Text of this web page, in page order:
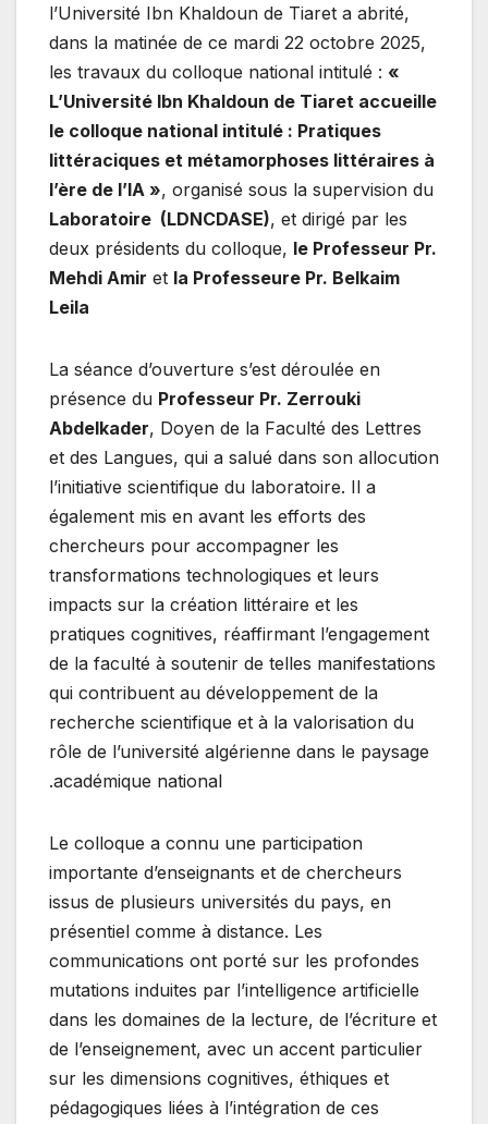
l’Université Ibn Khaldoun de Tiaret a abrité,
dans la matinée de ce mardi 22 octobre 2025,
les travaux du colloque national intitulé : «
L’Université Ibn Khaldoun de Tiaret accueille
le colloque national intitulé : Pratiques
littéraciques et métamorphoses littéraires à
l’ère de l’IA », organisé sous la supervision du
Laboratoire (LDNCDASE), et dirigé par les
deux présidents du colloque, le Professeur Pr.
Mehdi Amir et la Professeure Pr. Belkaim
Leila
La séance d’ouverture s’est déroulée en
présence du Professeur Pr. Zerrouki
Abdelkader, Doyen de la Faculté des Lettres
et des Langues, qui a salué dans son allocution
l’initiative scientifique du laboratoire. Il a
également mis en avant les efforts des
chercheurs pour accompagner les
transformations technologiques et leurs
impacts sur la création littéraire et les
pratiques cognitives, réaffirmant l’engagement
de la faculté à soutenir de telles manifestations
qui contribuent au développement de la
recherche scientifique et à la valorisation du
rôle de l’université algérienne dans le paysage
académique national.
Le colloque a connu une participation
importante d’enseignants et de chercheurs
issus de plusieurs universités du pays, en
présentiel comme à distance. Les
communications ont porté sur les profondes
mutations induites par l’intelligence artificielle
dans les domaines de la lecture, de l’écriture et
de l’enseignement, avec un accent particulier
sur les dimensions cognitives, éthiques et
pédagogiques liées à l’intégration de ces